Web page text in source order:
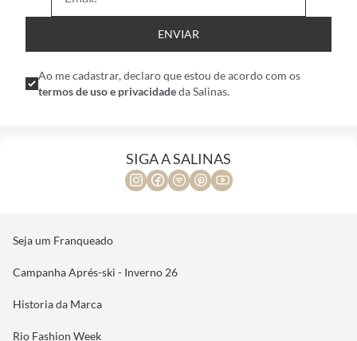
ENVIAR
Ao me cadastrar, declaro que estou de acordo com os
termos de uso e privacidadeda Salinas.
SIGA A SALINAS
Seja um Franqueado
Campanha Aprés-ski - Inverno 26
Historia da Marca
Rio Fashion Week